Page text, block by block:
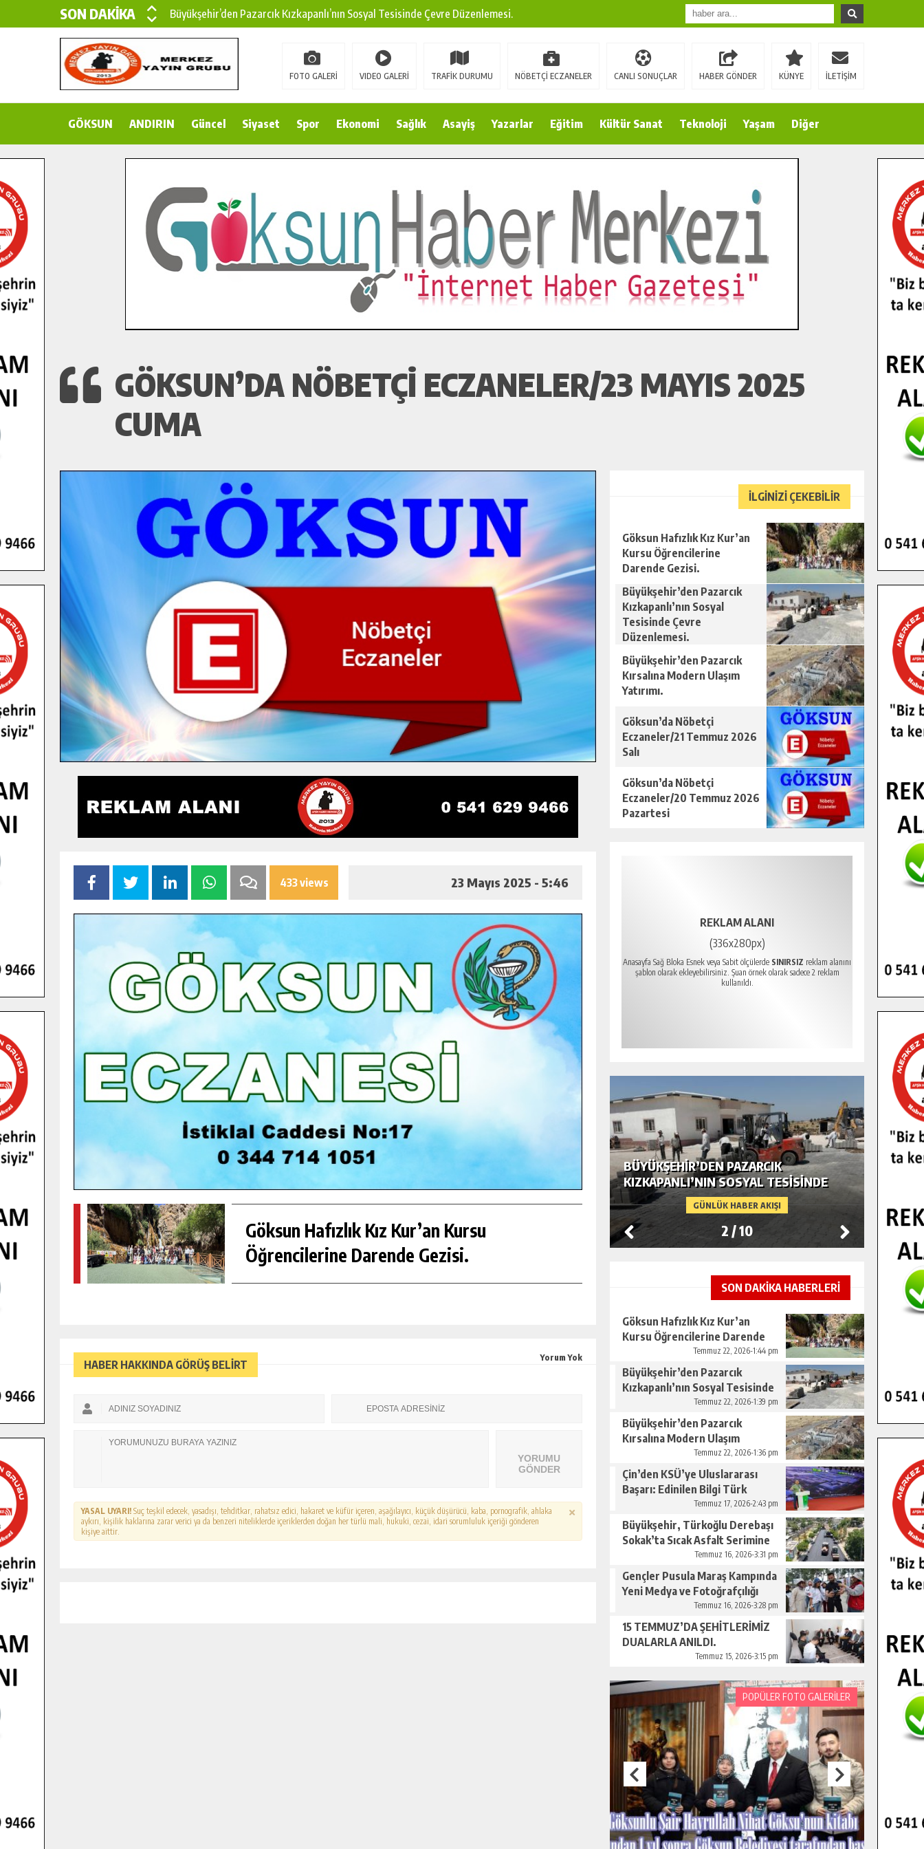
SON DAKİKA
Büyükşehir’den Pazarcık Kızkapanlı’nın Sosyal Tesisinde Çevre Düzenlemesi.
Büyükşehir’den Pazarcık Kırsalına Modern Ulaşım Yatırımı.
Çin’den KSÜ’ye Uluslararası Başarı: Edinilen Bilgi Türk Tarımına Katkı Sağlayacak.
Gençler Pusula Maraş Kampında Yeni Medya ve Fotoğrafçılığı Keşfetti.
İlçe Jandarma Komutanı Karakaya’dan Başkan Cüce’ye Veda Ziyareti.
Bertiz’in Yeni Köprüsünde Sona Doğru.
FOTO GALERİ VIDEO GALERİ TRAFİK DURUMU NÖBETÇİ ECZANELER CANLI SONUÇLAR HABER GÖNDER KÜNYE İLETİŞİM
GÖKSUN ANDIRIN Güncel Siyaset Spor Ekonomi Sağlık Asayiş Yazarlar Eğitim Kültür Sanat Teknoloji Yaşam Diğer
GÖKSUN’DA NÖBETÇI ECZANELER/23 MAYIS 2025
CUMA
433 views 23 Mayıs 2025 - 5:46
Göksun Hafızlık Kız Kur’an Kursu
Öğrencilerine Darende Gezisi.
HABER HAKKINDA GÖRÜŞ BELİRT
Yorum Yok
YORUMU
GÖNDER
YASAL UYARI! Suç teşkil edecek, yasadışı, tehditkar, rahatsız edici, hakaret ve küfür içeren, aşağılayıcı, küçük düşürücü, kaba, pornografik, ahlaka
aykırı, kişilik haklarına zarar verici ya da benzeri niteliklerde içeriklerden doğan her türlü mali, hukuki, cezai, idari sorumluluk içeriği gönderen
kişiye aittir.
İLGİNİZİ ÇEKEBİLİR
Göksun Hafızlık Kız Kur’an
Kursu Öğrencilerine
Darende Gezisi.
Büyükşehir’den Pazarcık
Kızkapanlı’nın Sosyal
Tesisinde Çevre
Düzenlemesi.
Büyükşehir’den Pazarcık
Kırsalına Modern Ulaşım
Yatırımı.
Göksun’da Nöbetçi
Eczaneler/21 Temmuz 2026
Salı
Göksun’da Nöbetçi
Eczaneler/20 Temmuz 2026
Pazartesi
REKLAM ALANI
(336x280px)
Anasayfa Sağ Bloka Esnek veya Sabit ölçülerde SINIRSIZ reklam alanını
şablon olarak ekleyebilirsiniz. Şuan örnek olarak sadece 2 reklam
kullanıldı.
GÜNLÜK HABER AKIŞI
GENÇLER PUSULA MARAŞ KAMPINDA
YENI MEDYA VE FOTOĞRAFÇILIĞI
GÜNLÜK HABER AKIŞI
GÖKSUN HAFIZLIK KIZ KUR’AN KURSU
ÖĞRENCILERINE DARENDE GEZISI.
GÜNLÜK HABER AKIŞI
BÜYÜKŞEHIR’DEN PAZARCIK
KIZKAPANLI’NIN SOSYAL TESISINDE
ÇEVRE DÜZENLEMESI.
2 /10
SON DAKİKA HABERLERİ
Göksun Hafızlık Kız Kur’an
Kursu Öğrencilerine Darende
Temmuz 22, 2026-1:44 pm
Büyükşehir’den Pazarcık
Kızkapanlı’nın Sosyal Tesisinde
Çevre Düzenlemesi.Temmuz 22, 2026-1:39 pm
Büyükşehir’den Pazarcık
Kırsalına Modern Ulaşım
Temmuz 22, 2026-1:36 pm
Çin’den KSÜ’ye Uluslararası
Başarı: Edinilen Bilgi Türk
Tarımına Katkı Sağlayacak.
Temmuz 17, 2026-2:43 pm
Büyükşehir, Türkoğlu Derebaşı
Sokak’ta Sıcak Asfalt Serimine
Temmuz 16, 2026-3:31 pm
Gençler Pusula Maraş Kampında
Yeni Medya ve Fotoğrafçılığı
Temmuz 16, 2026-3:28 pm
15 TEMMUZ’DA ŞEHİTLERİMİZ
DUALARLA ANILDI.
Temmuz 15, 2026-3:15 pm
POPÜLER FOTO GALERİLER